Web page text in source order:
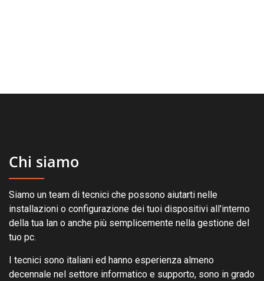
Chi siamo
Siamo un team di tecnici che possono aiutarti nelle
installazioni o configurazione dei tuoi dispositivi all'interno
della tua lan o anche più semplicemente nella gestione del
tuo pc.
I tecnici sono italiani ed hanno esperienza almeno
decennale nel settore informatico e supporto, sono in grado